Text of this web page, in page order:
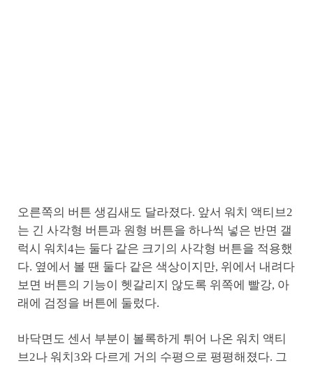
오른쪽의 버튼 생김새도 달라졌다. 앞서 워치 액티브2
는 긴 사각형 버튼과 원형 버튼을 하나씩 넣은 반면 갤
럭시 워치4는 둘다 같은 크기의 사각형 버튼을 적용했
다. 옆에서 볼 땐 둘다 같은 색상이지만, 위에서 내려다
보면 버튼의 기능이 헷갈리지 않도록 위쪽에 빨강, 아
래에 검정을 버튼에 둘렀다.
바닥면도 센서 부분이 볼록하게 튀어 나온 워치 액티
브2나 워치3와 다르게 거의 수평으로 평평해졌다. 그